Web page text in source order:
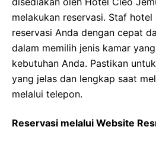
melakukan reservasi. Staf hotel
reservasi Anda dengan cepat
dalam memilih jenis kamar
kebutuhan Anda. Pastikan
yang jelas dan lengkap saat
melalui telepon.
Reservasi melalui Website